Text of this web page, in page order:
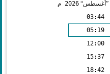
أغسطس 2026 م
03:44
05:19
12:00
15:37
18:42